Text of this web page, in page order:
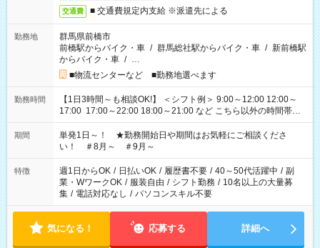
交通費 ■ 交通費規定内支給 ※派遣先による
勤務地
群馬県前橋市
前橋駅からバイク・車 / 群馬総社駅からバイク・車 / 新前橋駅
からバイク・車 / …
■物流センターなど ■勤務地選べます
勤務時間
【1日3時間～も相談OK!】 ＜シフト例＞ 9:00～12:00 12:00～
17:00 17:00～22:00 18:00～21:00 など こちら以外の時間帯も
お気軽にご相談ください！
期間
単発1日～！ ★勤務開始日や期間はお気軽にご相談くださ
い！ ＃8月～ ＃9月～
特徴 週1日からOK / 日払いOK / 履歴書不要 / 40～50代活躍中 / 副
業・WワークOK / 服装自由 / シフト勤務 / 10名以上の大量募
集 / 電話対応なし / パソコンスキル不要
気になる！ 応募する 詳細へ